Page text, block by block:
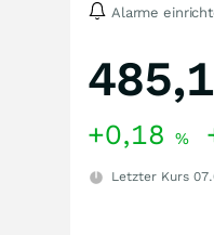
Alarme
+0,18 %
Letzter Kurs